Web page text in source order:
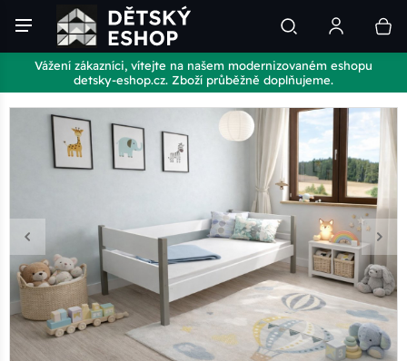
Vážení zákazníci, vítejte na našem modernizovaném eshopu
detsky-eshop.cz. Zboží průběžně doplňujeme.